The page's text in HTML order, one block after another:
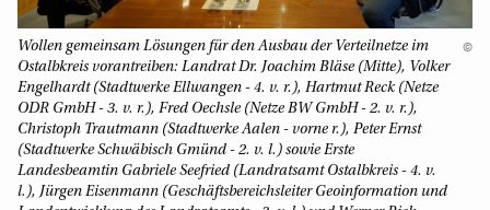
Wollen gemeinsam Lösungen für den Ausbau der Verteilnetze im
Ostalbkreis vorantreiben: Landrat Dr. Joachim Bläse (Mitte), Volker
Engelhardt (Stadtwerke Ellwangen - 4. v. r.), Hartmut Reck (Netze
ODR GmbH - 3. v. r.), Fred Oechsle (Netze BW GmbH - 2. v. r.),
Christoph Trautmann (Stadtwerke Aalen - vorne r.), Peter Ernst
(Stadtwerke Schwäbisch Gmünd - 2. v. l.) sowie Erste
Landesbeamtin Gabriele Seefried (Landratsamt Ostalbkreis - 4. v.
l.), Jürgen Eisenmann (Geschäftsbereichsleiter Geoinformation und
©